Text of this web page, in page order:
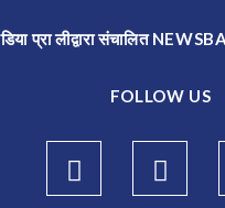
प्रा लीद्वारा संचालित
FOLLOW US